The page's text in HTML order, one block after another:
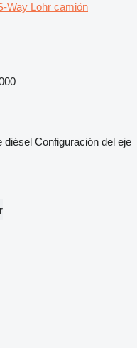
Way Lohr camión
diésel Configuración del eje